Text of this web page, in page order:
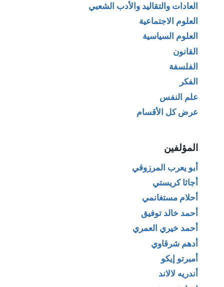
العادات والتقاليد والأدب الشعبي
العلوم الاجتماعية
العلوم السياسية
القانون
الفلسفة
الفكر
علم النفس
عرض كل الأقسام
المؤلفين
أبو يعرب المرزوقي
أجاثا كريستي
أحلام مستغانمي
أحمد خالد توفيق
أحمد خيري العمري
أدهم شرقاوي
أمبرتو إيكو
أندريه لالاند